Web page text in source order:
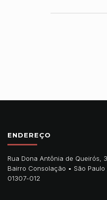
ENDEREÇO
Rua Dona Antônia de Queirós,
Bairro Consolação • São Paulo
01307-012